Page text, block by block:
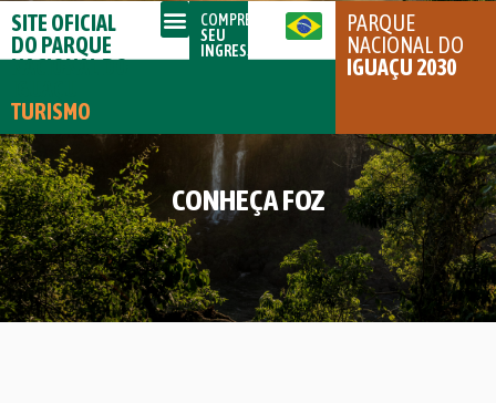
SITE OFICIAL
DO PARQUE
NACIONAL DO
TURISMO
COMPRE
SEU
INGRESSO
PARQUE
NACIONAL DO
IGUAÇU 2030
CONHEÇA FOZ